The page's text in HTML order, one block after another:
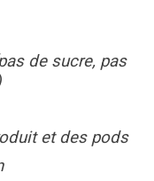
de sucre, pas
et des pods